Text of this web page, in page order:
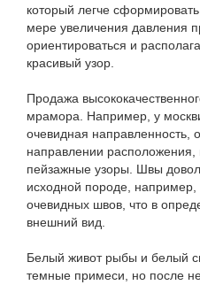
который легче
мере увеличения давления
ориентироваться и
красивый узор.
Продажа
мрамора. Например, у
очевидная направленность,
направлении
пейзажные узоры. Швы
исходной породе,
очевидных швов, что в
внешний вид.
Белый живот рыбы и белый
темные примеси, но после